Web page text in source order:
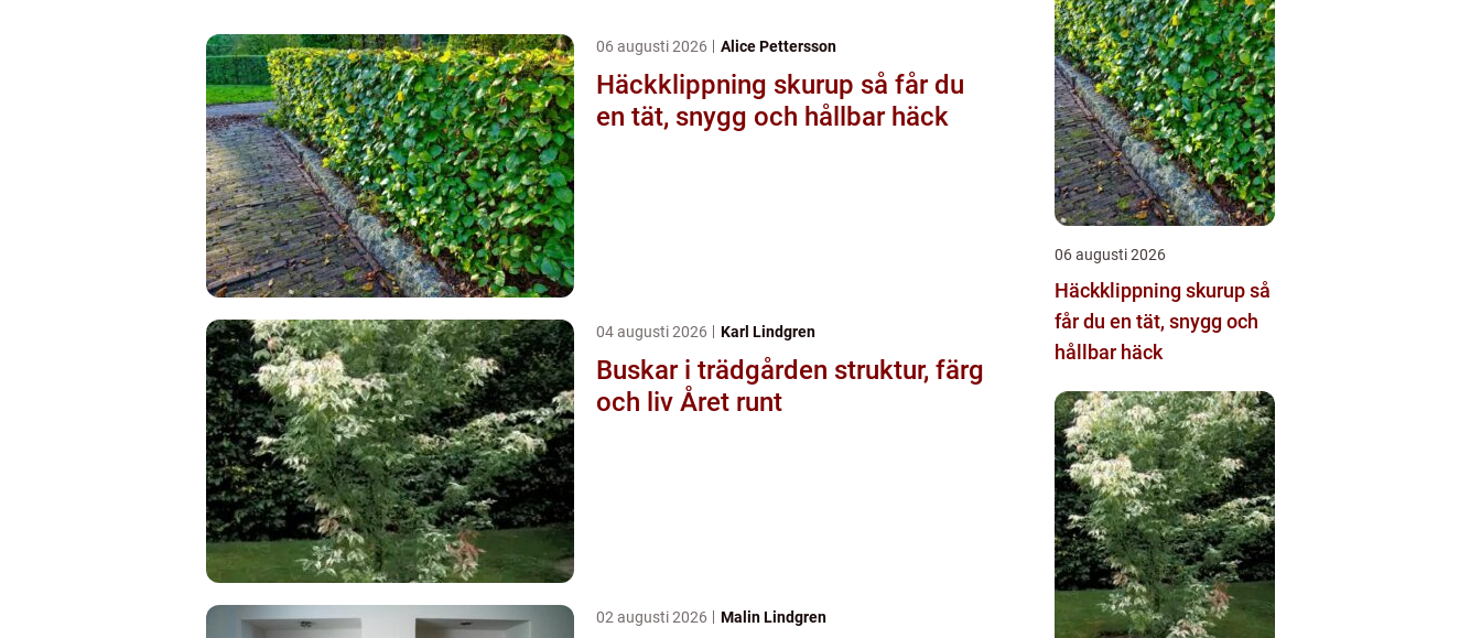
06 augusti 2026 Alice Pettersson
Häckklippning skurup så får du
en tät, snygg och hållbar häck
04 augusti 2026 Karl Lindgren
Buskar i trädgården struktur, färg
och liv Året runt
02 augusti 2026 Malin Lindgren
06 augusti 2026
Häckklippning skurup så
får du en tät, snygg och
hållbar häck